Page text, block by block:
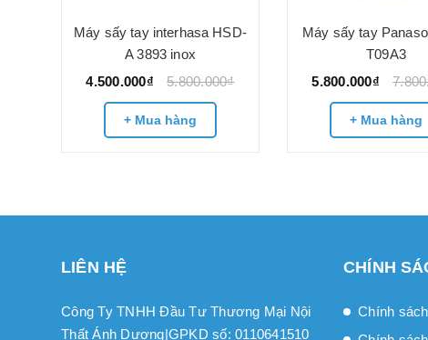
Máy sấy tay interhasa HSD-
A 3893 inox
4.500.000₫
5.800.000₫
+ Mua hàng
Máy sấy tay
T09A3
5.800.000₫
+ Mua hàng
LIÊN HỆ
Công Ty TNHH Đầu Tư Thương Mại Nội
Thất Ánh Dương|GPKD số: 0110641510
CHÍNH
Chính